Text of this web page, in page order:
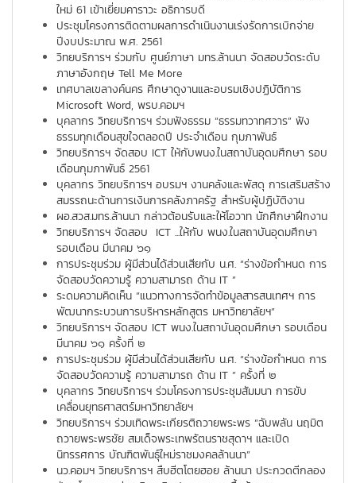
ใหม่ 61 เข้าเยี่ยมคาราวะ อธิการบดี
ประชุมโครงการติดตามผลการดำเนินงานเร่งรัดการเบิกจ่าย
ปีงบประมาณ พ.ศ. 2561
วิทยบริการฯ ร่วมกับ ศูนย์ภาษา มทร.ล้านนา จัดสอบวัดระดับ
ภาษาอังกฤษ Tell Me More
เทศบาลเขลางค์นคร ศึกษาดูงานและอบรมเชิงปฏิบัติการ
Microsoft Word, พรบ.คอมฯ
บุคลากร วิทยบริการฯ ร่วมฟังธรรม “ธรรมทวาทศวาร” ฟัง
ธรรมทุกเดือนสุขใจตลอดปี ประจำเดือน กุมภาพันธ์
วิทยบริการฯ จัดสอบ ICT ให้กับพนง.ในสถาบันอุดมศึกษา รอบ
เดือนกุมภาพันธ์ 2561
บุคลากร วิทยบริการฯ อบรมฯ งานคลังและพัสดุ การเสริมสร้าง
สมรรถนะด้านการเงินการคลังภาครัฐ สำหรับผู้ปฏิบัติงาน
ผอ.สวส.มทร.ล้านนา กล่าวต้อนรับและให้โอวาท นักศึกษาฝึกงาน
วิทยบริการฯ จัดสอบ ICT ...ให้กับ พนง.ในสถาบันอุดมศึกษา
รอบเดือน มีนาคม ๖๑
การประชุมร่วม ผู้มีส่วนได้ส่วนเสียกับ น.ศ. “ร่างข้อกำหนด การ
จัดสอบวัดความรู้ ความสามารถ ด้าน IT ”
ระดมความคิดเห็น “แนวทางการจัดทำข้อมูลสารสนเทศฯ การ
พัฒนากระบวนการบริหารหลักสูตร มหาวิทยาลัยฯ”
วิทยบริการฯ จัดสอบ ICT พนง.ในสถาบันอุดมศึกษา รอบเดือน
มีนาคม ๖๑ ครั้งที่ ๒
การประชุมร่วม ผู้มีส่วนได้ส่วนเสียกับ น.ศ. “ร่างข้อกำหนด การ
จัดสอบวัดความรู้ ความสามารถ ด้าน IT ” ครั้งที่ ๒
บุคลากร วิทยบริการฯ ร่วมโครงการประชุมสัมมนา การขับ
เคลื่อนยุทธศาสตร์มหาวิทยาลัยฯ
วิทยบริการฯ ร่วมเทิดพระเกียรติถวายพระพร “ฉับพลัน นฤมิต
ถวายพระพรชัย สมเด็จพระเทพรัตนราชสุดาฯ และเปิด
นิทรรศการ บัณฑิตพันธุ์ใหม่ราชมงคลล้านนา”
นว.คอมฯ วิทยบริการฯ สืบฮีตโตยฮอย ล้านนา ประกวดตีกลอง